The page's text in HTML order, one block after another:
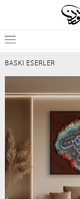
BASKI ESERLER